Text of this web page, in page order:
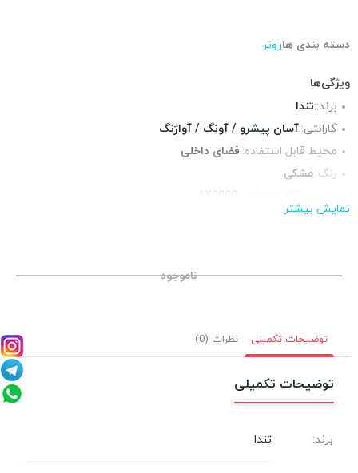
دسته بندی هاروتر
ویژگی‌ها
برند::تندا
گارانتی::آسان پیشرو / آونگ / آواژنگ
محیط قابل استفاده::فضای داخلی
رنگ::مشکی
AX3000
سری وای فای:
نمایش بیشتر
ناموجود
توضیحات تکمیلی نظرات (0)
توضیحات تکمیلی
برند: تندا